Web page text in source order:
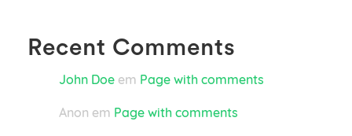
Recent Comments
John Doe em Page with comments
Anon em Page with comments